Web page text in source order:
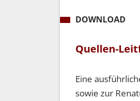
DOWNLOAD
Quellen-
Eine
sowie zur